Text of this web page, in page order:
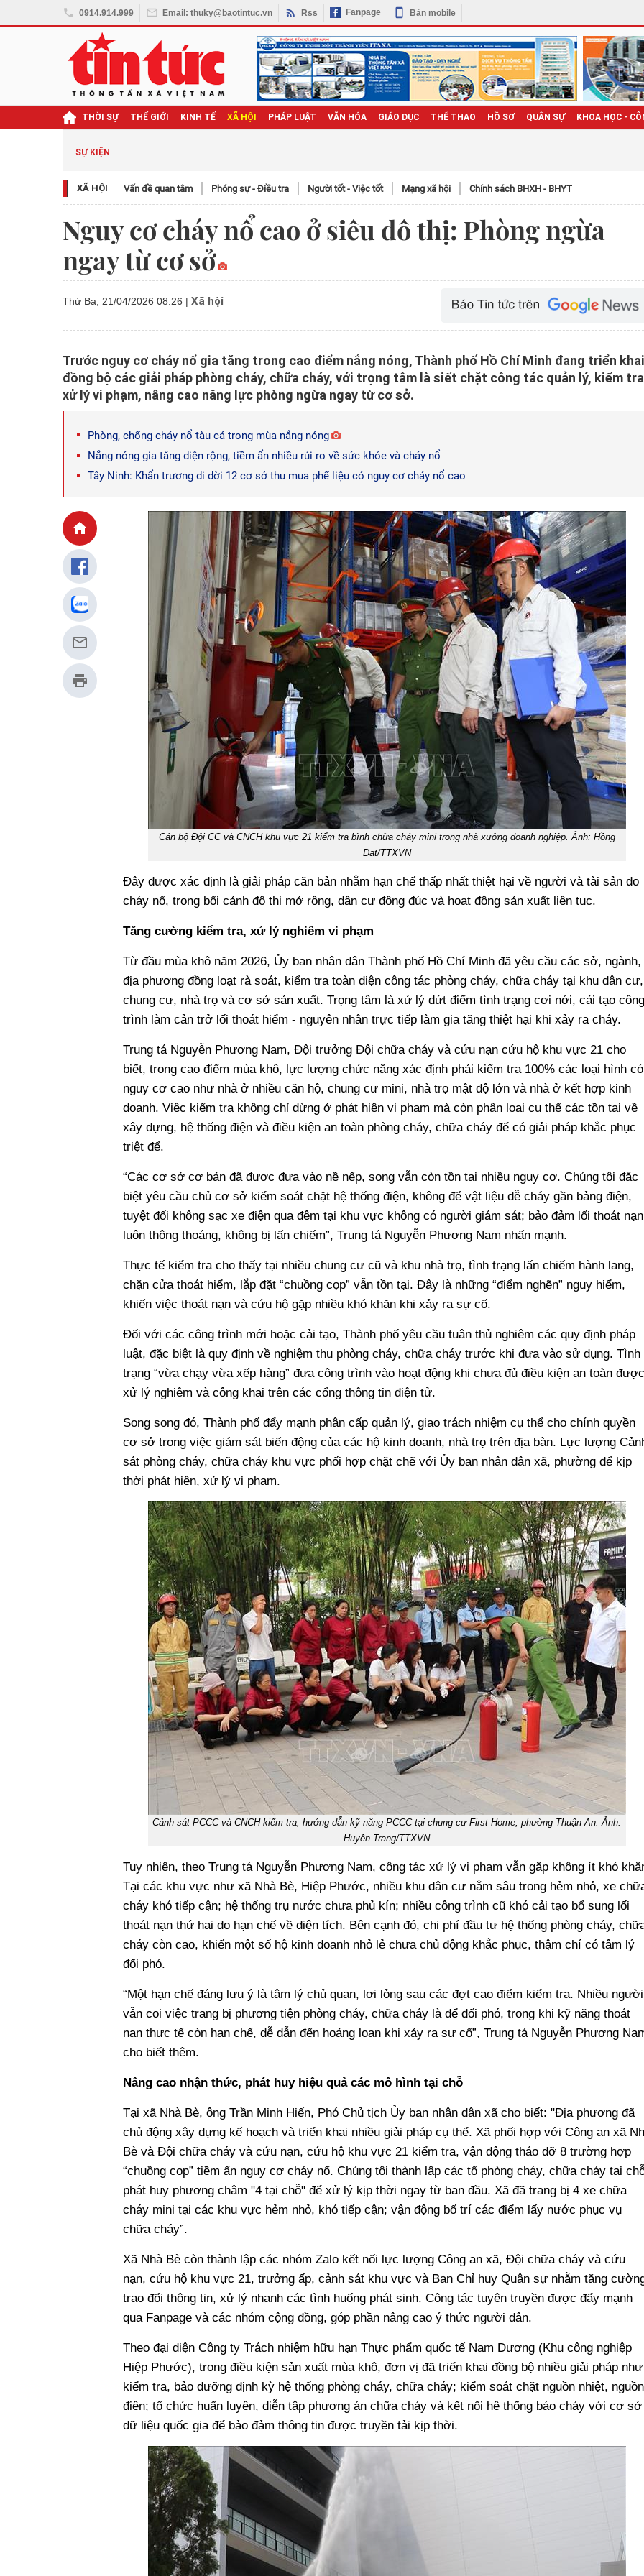
0914.914.999 Email: thuky@baotintuc.vn Rss Fanpage Bản mobile
THỜI SỰ THẾ GIỚI KINH TẾ XÃ HỘI PHÁP LUẬT VĂN HÓA GIÁO DỤC THỂ THAO HỒ SƠ QUÂN SỰ KHOA HỌC -
SỰ KIỆN
XÃ HỘI Vấn đề quan tâm Phóng sự - Điều tra Người tốt - Việc tốt Mạng xã hội Chính sách BHXH - BHYT
Nguy cơ cháy nổ cao ở siêu đô thị: Phòng ngừa
ngay từ cơ sở
Thứ Ba, 21/04/2026 08:26 | Xã hội
Trước nguy cơ cháy nổ gia tăng trong cao điểm nắng nóng, Thành phố Hồ Chí Minh đang triển khai
đồng bộ các giải pháp phòng cháy, chữa cháy, với trọng tâm là siết chặt công tác quản lý, kiểm
xử lý vi phạm, nâng cao năng lực phòng ngừa ngay từ cơ sở.
Phòng, chống cháy nổ tàu cá trong mùa nắng nóng
Nắng nóng gia tăng diện rộng, tiềm ẩn nhiều rủi ro về sức khỏe và cháy nổ
Tây Ninh: Khẩn trương di dời 12 cơ sở thu mua phế liệu có nguy cơ cháy nổ cao
Cán bộ Đội CC và CNCH khu vực 21 kiểm tra bình chữa cháy mini trong nhà xưởng doanh nghiệp. Ảnh: Hồng
Đạt/TTXVN
Đây được xác định là giải pháp căn bản nhằm hạn chế thấp nhất thiệt hại về người và tài sản do
cháy nổ, trong bối cảnh đô thị mở rộng, dân cư đông đúc và hoạt động sản xuất liên tục.
Tăng cường kiểm tra, xử lý nghiêm vi phạm
Từ đầu mùa khô năm 2026, Ủy ban nhân dân Thành phố Hồ Chí Minh đã yêu cầu các sở, ngành,
địa phương đồng loạt rà soát, kiểm tra toàn diện công tác phòng cháy, chữa cháy tại khu dân cư,
chung cư, nhà trọ và cơ sở sản xuất. Trọng tâm là xử lý dứt điểm tình trạng cơi nới, cải tạo công
trình làm cản trở lối thoát hiểm - nguyên nhân trực tiếp làm gia tăng thiệt hại khi xảy ra cháy.
Trung tá Nguyễn Phương Nam, Đội trưởng Đội chữa cháy và cứu nạn cứu hộ khu vực 21 cho
biết, trong cao điểm mùa khô, lực lượng chức năng xác định phải kiểm tra 100% các loại hình có
nguy cơ cao như nhà ở nhiều căn hộ, chung cư mini, nhà trọ mật độ lớn và nhà ở kết hợp kinh
doanh. Việc kiểm tra không chỉ dừng ở phát hiện vi phạm mà còn phân loại cụ thể các tồn tại về
xây dựng, hệ thống điện và điều kiện an toàn phòng cháy, chữa cháy để có giải pháp khắc phục
triệt để.
“Các cơ sở cơ bản đã được đưa vào nề nếp, song vẫn còn tồn tại nhiều nguy cơ. Chúng tôi đặc
biệt yêu cầu chủ cơ sở kiểm soát chặt hệ thống điện, không để vật liệu dễ cháy gần bảng điện,
tuyệt đối không sạc xe điện qua đêm tại khu vực không có người giám sát; bảo đảm lối thoát nạn
luôn thông thoáng, không bị lấn chiếm”, Trung tá Nguyễn Phương Nam nhấn mạnh.
Thực tế kiểm tra cho thấy tại nhiều chung cư cũ và khu nhà trọ, tình trạng lấn chiếm hành lang,
chặn cửa thoát hiểm, lắp đặt “chuồng cọp” vẫn tồn tại. Đây là những “điểm nghẽn” nguy hiểm,
khiến việc thoát nạn và cứu hộ gặp nhiều khó khăn khi xảy ra sự cố.
Đối với các công trình mới hoặc cải tạo, Thành phố yêu cầu tuân thủ nghiêm các quy định pháp
luật, đặc biệt là quy định về nghiệm thu phòng cháy, chữa cháy trước khi đưa vào sử dụng. Tình
trạng “vừa chạy vừa xếp hàng” đưa công trình vào hoạt động khi chưa đủ điều kiện an toàn được
xử lý nghiêm và công khai trên các cổng thông tin điện tử.
Song song đó, Thành phố đẩy mạnh phân cấp quản lý, giao trách nhiệm cụ thể cho chính quyền
cơ sở trong việc giám sát biến động của các hộ kinh doanh, nhà trọ trên địa bàn. Lực lượng
sát phòng cháy, chữa cháy khu vực phối hợp chặt chẽ với Ủy ban nhân dân xã, phường để kịp
thời phát hiện, xử lý vi phạm.
Cảnh sát PCCC và CNCH kiểm tra, hướng dẫn kỹ năng PCCC tại chung cư First Home, phường Thuận An. Ảnh:
Huyền Trang/TTXVN
Tuy nhiên, theo Trung tá Nguyễn Phương Nam, công tác xử lý vi phạm vẫn gặp không ít khó
Tại các khu vực như xã Nhà Bè, Hiệp Phước, nhiều khu dân cư nằm sâu trong hẻm nhỏ, xe
cháy khó tiếp cận; hệ thống trụ nước chưa phủ kín; nhiều công trình cũ khó cải tạo bổ sung lối
thoát nạn thứ hai do hạn chế về diện tích. Bên cạnh đó, chi phí đầu tư hệ thống phòng cháy,
cháy còn cao, khiến một số hộ kinh doanh nhỏ lẻ chưa chủ động khắc phục, thậm chí có tâm lý
đối phó.
“Một hạn chế đáng lưu ý là tâm lý chủ quan, lơi lỏng sau các đợt cao điểm kiểm tra. Nhiều người
vẫn coi việc trang bị phương tiện phòng cháy, chữa cháy là để đối phó, trong khi kỹ năng thoát
nạn thực tế còn hạn chế, dễ dẫn đến hoảng loạn khi xảy ra sự cố”, Trung tá Nguyễn Phương
cho biết thêm.
Nâng cao nhận thức, phát huy hiệu quả các mô hình tại chỗ
Tại xã Nhà Bè, ông Trần Minh Hiến, Phó Chủ tịch Ủy ban nhân dân xã cho biết: "Địa phương đã
chủ động xây dựng kế hoạch và triển khai nhiều giải pháp cụ thể. Xã phối hợp với Công an xã
Bè và Đội chữa cháy và cứu nạn, cứu hộ khu vực 21 kiểm tra, vận động tháo dỡ 8 trường hợp
“chuồng cọp” tiềm ẩn nguy cơ cháy nổ. Chúng tôi thành lập các tổ phòng cháy, chữa cháy tại
phát huy phương châm "4 tại chỗ" để xử lý kịp thời ngay từ ban đầu. Xã đã trang bị 4 xe chữa
cháy mini tại các khu vực hẻm nhỏ, khó tiếp cận; vận động bố trí các điểm lấy nước phục vụ
chữa cháy”.
Xã Nhà Bè còn thành lập các nhóm Zalo kết nối lực lượng Công an xã, Đội chữa cháy và cứu
nạn, cứu hộ khu vực 21, trưởng ấp, cảnh sát khu vực và Ban Chỉ huy Quân sự nhằm tăng
trao đổi thông tin, xử lý nhanh các tình huống phát sinh. Công tác tuyên truyền được đẩy mạnh
qua Fanpage và các nhóm cộng đồng, góp phần nâng cao ý thức người dân.
Theo đại diện Công ty Trách nhiệm hữu hạn Thực phẩm quốc tế Nam Dương (Khu công nghiệp
Hiệp Phước), trong điều kiện sản xuất mùa khô, đơn vị đã triển khai đồng bộ nhiều giải pháp như
kiểm tra, bảo dưỡng định kỳ hệ thống phòng cháy, chữa cháy; kiểm soát chặt nguồn nhiệt, nguồn
điện; tổ chức huấn luyện, diễn tập phương án chữa cháy và kết nối hệ thống báo cháy với cơ sở
dữ liệu quốc gia để bảo đảm thông tin được truyền tải kịp thời.